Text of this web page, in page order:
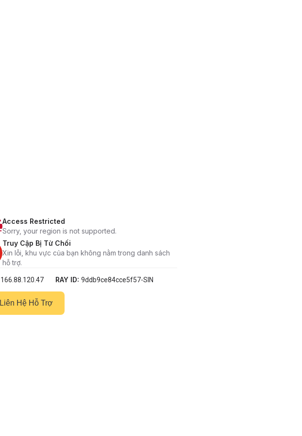
Access Restricted
Sorry, your region is not supported.
Truy Cập Bị Từ Chối
Xin lỗi, khu vực của bạn không nằm trong danh sách
hỗ trợ.
166.88.120.47 RAY ID: 9ddb9ce84cce5f57-SIN
Liên Hệ Hỗ Trợ